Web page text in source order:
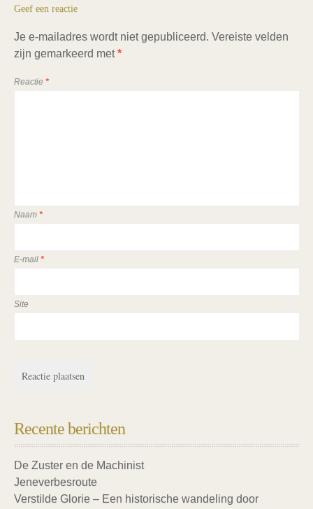
Geef een reactie
Je e-mailadres wordt niet gepubliceerd. Vereiste velden
zijn gemarkeerd met*
Reactie *
Naam *
E-mail *
Site
Recente berichten
De Zuster en de Machinist
Jeneverbesroute
Verstilde Glorie – Een historische wandeling door